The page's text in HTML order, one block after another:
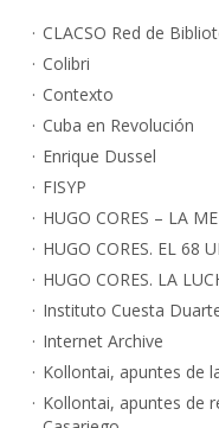
CLACSO Red de
Colibri
Contexto
Cuba en Revolución
Enrique Dussel
FISYP
HUGO CORES – LA
HUGO CORES. EL 68
HUGO CORES. LA
Instituto Cuesta
Internet Archive
Kollontai, apuntes de
Kollontai, apuntes de